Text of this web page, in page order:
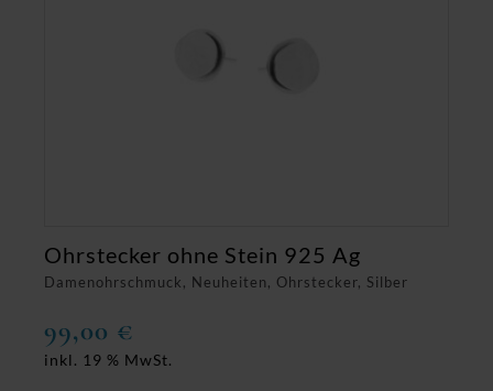
Damenohrschmuck, Neuheiten, Ohrstecker, Silber
Ohrstecker ohne Stein 925 Ag
99,00 €
inkl. 19 % MwSt.